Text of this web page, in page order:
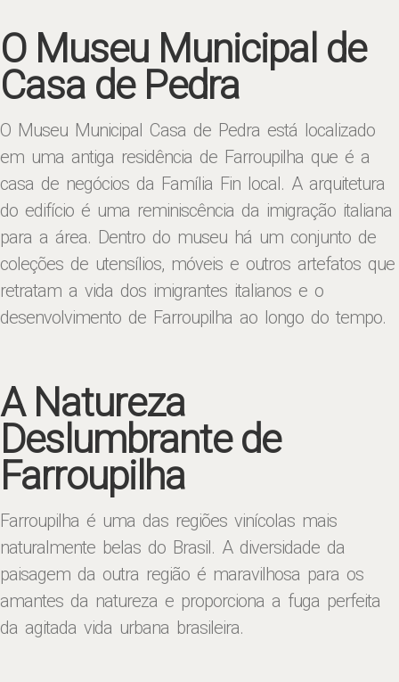
O Museu Municipal de
Casa de Pedra
O Museu Municipal Casa de Pedra está localizado
em uma antiga residência de Farroupilha que é a
casa de negócios da Família Fin local. A arquitetura
do edifício é uma reminiscência da imigração italiana
para a área. Dentro do museu há um conjunto de
coleções de utensílios, móveis e outros artefatos que
retratam a vida dos imigrantes italianos e o
desenvolvimento de Farroupilha ao longo do tempo.
A Natureza
Deslumbrante de
Farroupilha
Farroupilha é uma das regiões vinícolas mais
naturalmente belas do Brasil. A diversidade da
paisagem da outra região é maravilhosa para os
amantes da natureza e proporciona a fuga perfeita
da agitada vida urbana brasileira.